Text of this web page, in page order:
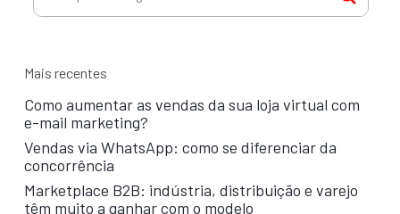
Mais recentes
Como aumentar as vendas da sua loja virtual com
e-mail marketing?
Vendas via WhatsApp: como se diferenciar da
concorrência
Marketplace B2B: indústria, distribuição e varejo
têm muito a ganhar com o modelo